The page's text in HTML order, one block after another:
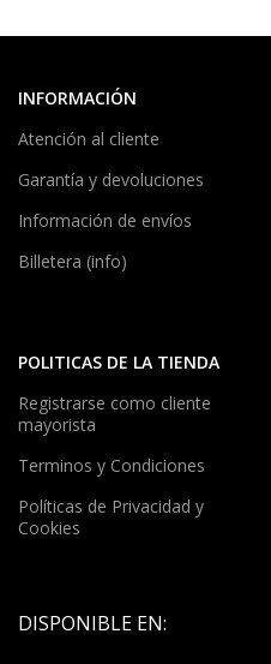
INFORMACIÓN
Atención al cliente
Garantía y devoluciones
Información de envíos
Billetera (info)
POLITICAS DE LA TIENDA
Registrarse como cliente
mayorista
Terminos y Condiciones
Políticas de Privacidad y
Cookies
DISPONIBLE EN: